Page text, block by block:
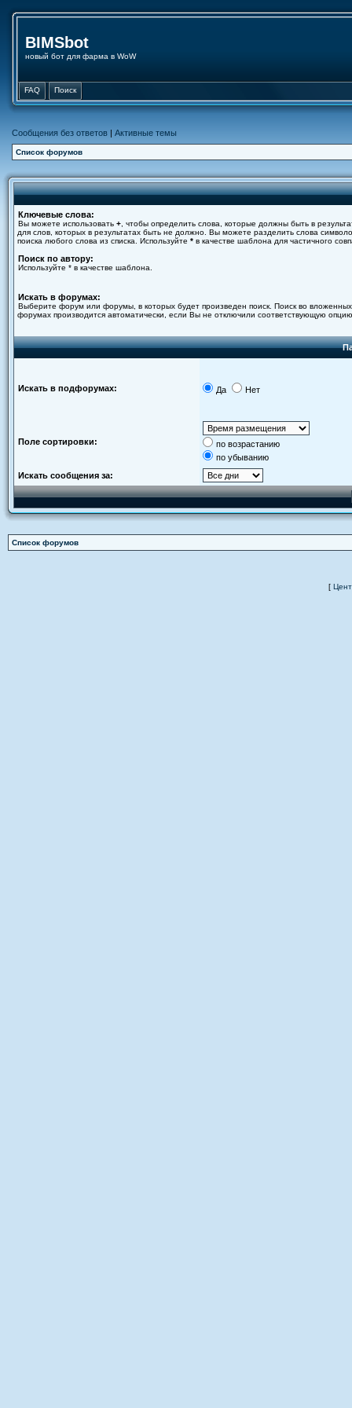
BIMSbot
новый бот для фарма в WoW
FAQ Поиск
Сообщения без ответов | Активные темы
Список форумов
Ключевые слова:
Вы можете использовать + , чтобы определить слова, которые должны быть в
для слов, которых в результатах быть не должно. Вы можете разделить слова
поиска любого слова из списка. Используйте * в качестве шаблона для частичного
Поиск по автору:
Используйте * в качестве шаблона.
Искать в форумах:
Выберите форум или форумы, в которых будет произведен поиск. Поиск во вложенных
форумах производится автоматически, если Вы не отключили соответствующую
Искать в подфорумах: Да Нет
Поле сортировки:
по возрастанию
по убыванию
Искать сообщения за:
Список форумов
[